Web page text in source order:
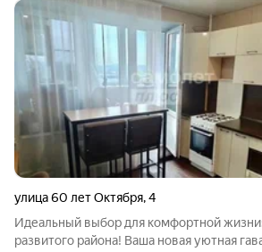
улица 60 лет Октября,4
Идеальный выбор для комфортной
развитого района! Ваша новая уютная